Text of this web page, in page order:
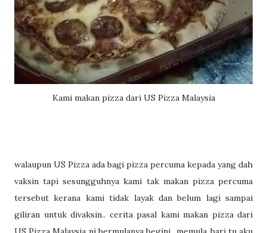
Kami makan pizza dari US Pizza Malaysia
walaupun US Pizza ada bagi pizza percuma kepada yang dah
vaksin tapi sesungguhnya kami tak makan pizza percuma
tersebut kerana kami tidak layak dan belum lagi sampai
giliran untuk divaksin.. cerita pasal kami makan pizza dari